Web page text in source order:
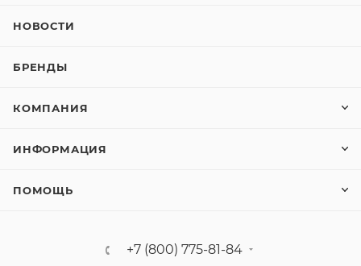
НОВОСТИ
БРЕНДЫ
КОМПАНИЯ
ИНФОРМАЦИЯ
ПОМОЩЬ
+7 (800) 775-81-84